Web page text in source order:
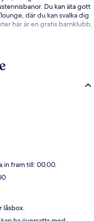
Du kan äta gott
där du kan svalka dig
här är en gratis barnklubb,
in fram till: 00.00.
låsbox.